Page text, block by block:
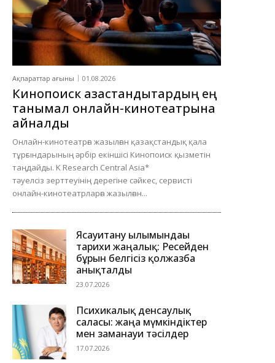
Ақпараттар ағыны 01.08.2026
Кинопоиск қазақстандықтардың ең
танымал онлайн-кинотеатрына
айналды
Онлайн-кинотеатрға жазылған қазақстандық қала
тұрғындарының әрбір екіншісі Кинопоиск қызметін
таңдайды. K Research Central Asia*
тәуелсіз зерттеуінің дерегіне сәйкес, сервисті
онлайн-кинотеатрларға жазылған...
Ясауитану ғылымындағы
тарихи жаңалық: Ресейден
бұрын белгісіз қолжазба
анықталды
23.07.2026
Психикалық денсаулық
саласы: жаңа мүмкіндіктер
мен заманауи тәсілдер
17.07.2026